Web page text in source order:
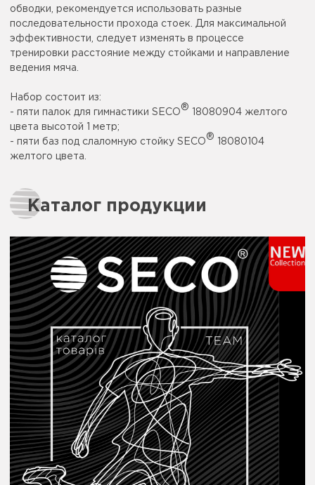
обводки, рекомендуется использовать разные
последовательности прохода стоек. Для максимальной
эффективности, следует изменять в процессе
тренировки расстояние между стойками и направление
ведения мяча.
Набор состоит из:
- пяти палок для гимнастики SECO
®
18080904 желтого
цвета высотой 1 метр;
- пяти баз под слаломную стойку SECO
®
18080104
желтого цвета.
Каталог продукции